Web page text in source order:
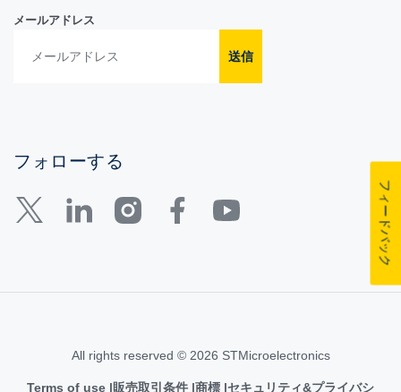
メールアドレス
送信
フォローする
All rights reserved © 2026 STMicroelectronics
Terms of use 販売取引条件 商標 セキュリティ&プライバシ
フィードバック